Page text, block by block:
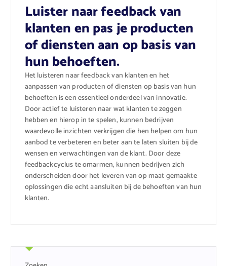
Luister naar feedback van
klanten en pas je producten
of diensten aan op basis van
hun behoeften.
Het luisteren naar feedback van klanten en het
aanpassen van producten of diensten op basis van hun
behoeften is een essentieel onderdeel van innovatie.
Door actief te luisteren naar wat klanten te zeggen
hebben en hierop in te spelen, kunnen bedrijven
waardevolle inzichten verkrijgen die hen helpen om hun
aanbod te verbeteren en beter aan te laten sluiten bij de
wensen en verwachtingen van de klant. Door deze
feedbackcyclus te omarmen, kunnen bedrijven zich
onderscheiden door het leveren van op maat gemaakte
oplossingen die echt aansluiten bij de behoeften van hun
klanten.